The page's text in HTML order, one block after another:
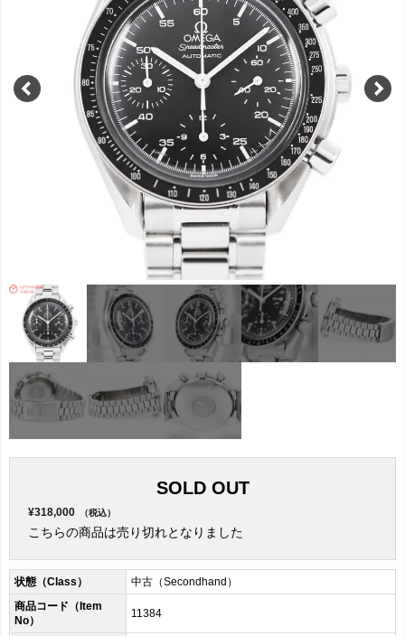
SOLD OUT
¥318,000 （税込）
こちらの商品は売り切れとなりました
状態（Class）
中古（Secondhand）
商品コード（Item
No）
11384